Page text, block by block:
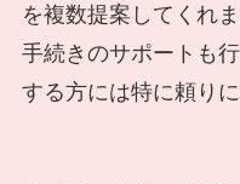
を複数提案してくれ
手続きのサポートも
する方には特に頼り